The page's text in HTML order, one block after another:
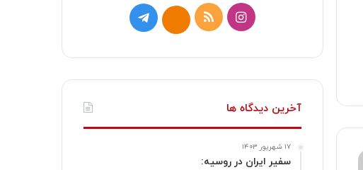
ا
س
ت
خ
ک
ت
ا
آخرین دیدگاه ها
۱۷ شهریور ۱۴۰۳
سفیر ایران در روسیه: